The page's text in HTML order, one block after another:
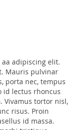
adipiscing elit.
Mauris pulvinar
porta nec, tempus
id lectus rhoncus
Vivamus tortor nisl,
risus. Proin
id massa.